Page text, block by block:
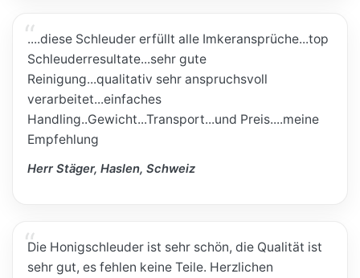
....diese Schleuder erfüllt alle Imkeransprüche...top
Schleuderresultate...sehr gute
Reinigung...qualitativ sehr anspruchsvoll
verarbeitet...einfaches
Handling..Gewicht...Transport...und Preis....meine
Empfehlung
Herr Stäger, Haslen, Schweiz
Die Honigschleuder ist sehr schön, die Qualität ist
sehr gut, es fehlen keine Teile. Herzlichen